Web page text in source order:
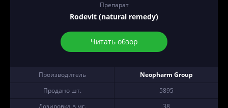
Препарат
Rodevit (natural remedy)
Читать обзор
Производитель
Neopharm Group
Продано шт.
5895
Дозировка в мг.
38